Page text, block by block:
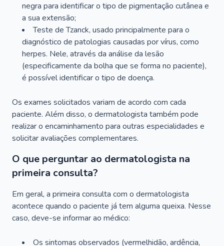
negra para identificar o tipo de pigmentação cutânea e
a sua extensão;
Teste de Tzanck, usado principalmente para o
diagnóstico de patologias causadas por vírus, como
herpes. Nele, através da análise da lesão
(especificamente da bolha que se forma no paciente),
é possível identificar o tipo de doença.
Os exames solicitados variam de acordo com cada
paciente. Além disso, o dermatologista também pode
realizar o encaminhamento para outras especialidades e
solicitar avaliações complementares.
O que perguntar ao dermatologista na
primeira consulta?
Em geral, a primeira consulta com o dermatologista
acontece quando o paciente já tem alguma queixa. Nesse
caso, deve-se informar ao médico:
Os sintomas observados (vermelhidão, ardência,